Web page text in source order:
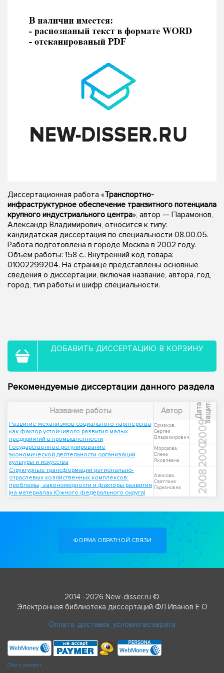
Диссертационная работа «Транспортно-
инфраструктурное обеспечение транзитного потенциала
крупного индустриального центра», автор — Парамонов,
Александр Владимирович, относится к типу:
кандидатская диссертация по специальности 08.00.05.
Работа подготовлена в городе Москва в 2002 году.
Объем работы: 158 с.. Внутренний код товара:
01002299204. На странице представлены основные
сведения о диссертации, включая название, автора, год,
город, тип работы и шифр специальности.
ДОБАВИТЬ ДИССЕРТАЦИЮ В КОРЗИНУ
Рекомендуемые диссертации данного раздела
Название работы Автор Д
а
т
а
з
а
щ
и
т ы
Развитие механизмов социального партнерства
как фактор устойчивого развития малых
предприятий в промышленности
Ермаков,
Сергей
Владимирович
2009
Государственное регулирование
экономической деятельности организаций
культуры и искусства
Морозова,
Елена
Яковлевна
2000
Структурные трансформации регионально-
отраслевых хозяйственных комплексов:
проблемы, закономерности и факторы развития
(на материалах Южного федерального округа)
Азикова,
Светлана
Гаднановна
2008
ФОРМА ОБРАТНОЙ СВЯЗИ
2014 -2026 New-disser.ru ©
Электронная библиотека диссертаций ФЛ Иванов Е О
Оплата, доставка, условия возврата
Check passport